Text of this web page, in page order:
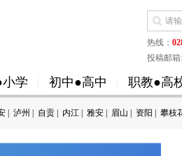
热线：
投稿邮箱
学 初中●高中 职教●高
泸州 自贡 内江 雅安 眉山 资阳 攀枝